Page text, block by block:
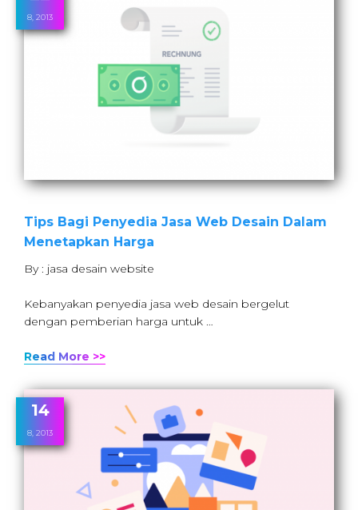
8, 2013
Tips Bagi Penyedia Jasa Web Desain Dalam
Menetapkan Harga
By : jasa desain website
Kebanyakan penyedia jasa web desain bergelut
dengan pemberian harga untuk …
Read More >>
14
8, 2013